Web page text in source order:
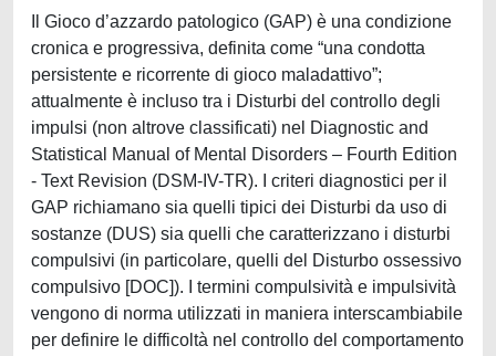
Il Gioco d’azzardo patologico (GAP) è una condizione
cronica e progressiva, definita come “una condotta
persistente e ricorrente di gioco maladattivo”;
attualmente è incluso tra i Disturbi del controllo degli
impulsi (non altrove classificati) nel Diagnostic and
Statistical Manual of Mental Disorders – Fourth Edition
- Text Revision (DSM-IV-TR). I criteri diagnostici per il
GAP richiamano sia quelli tipici dei Disturbi da uso di
sostanze (DUS) sia quelli che caratterizzano i disturbi
compulsivi (in particolare, quelli del Disturbo ossessivo
compulsivo [DOC]). I termini compulsività e impulsività
vengono di norma utilizzati in maniera interscambiabile
per definire le difficoltà nel controllo del comportamento